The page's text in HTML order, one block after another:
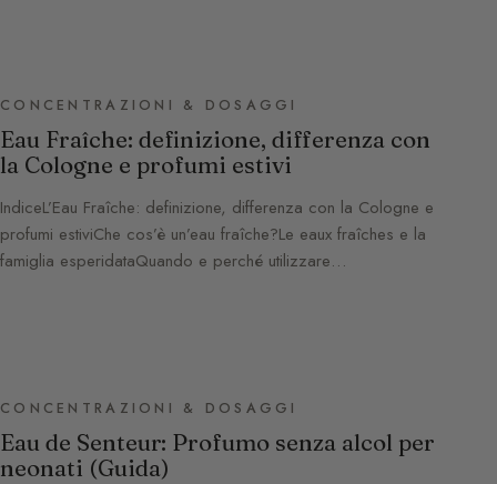
CONCENTRAZIONI & DOSAGGI
Eau Fraîche: definizione, differenza con
la Cologne e profumi estivi
IndiceL’Eau Fraîche: definizione, differenza con la Cologne e
profumi estiviChe cos’è un’eau fraîche?Le eaux fraîches e la
famiglia esperidataQuando e perché utilizzare…
CONCENTRAZIONI & DOSAGGI
Eau de Senteur: Profumo senza alcol per
neonati (Guida)